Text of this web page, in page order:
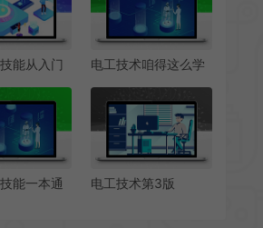
能从入门
电工技术咱得这么学
能一本通 电工技术第3版